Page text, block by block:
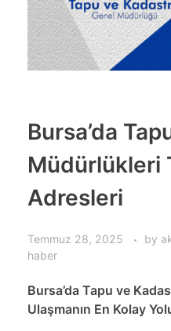
Bursa’da
Müdürlükleri
Adresleri
Temmuz 28, 2025 by
haber
Bursa’da Tapu ve
Ulaşmanın En Kolay